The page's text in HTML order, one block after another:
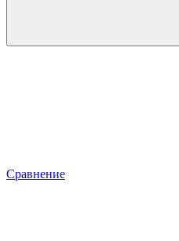
Сравнение